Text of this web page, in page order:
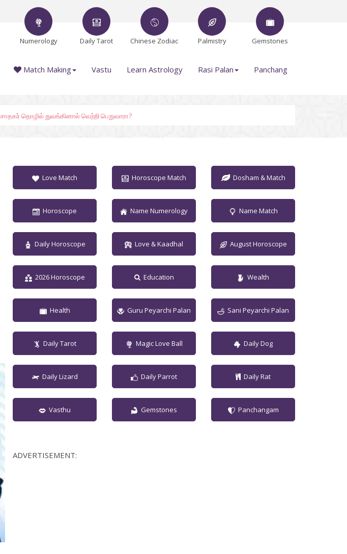
Numerology Daily Tarot Chinese Zodiac Palmistry Gemstones
Match Making Vastu Learn Astrology Rasi Palan Panchang
சாதகர் தொழில் துவங்கினால் வெற்றி பெறுவாரா?
Love Match Horoscope Match Dosham & Match
Horoscope Name Numerology Name Match
Daily Horoscope Love & Kaadhal August Horoscope
2026 Horoscope Education Wealth
Health Guru Peyarchi Palan Sani Peyarchi Palan
Daily Tarot Magic Love Ball Daily Dog
Daily Lizard Daily Parrot Daily Rat
Vasthu Gemstones Panchangam
ADVERTISEMENT: